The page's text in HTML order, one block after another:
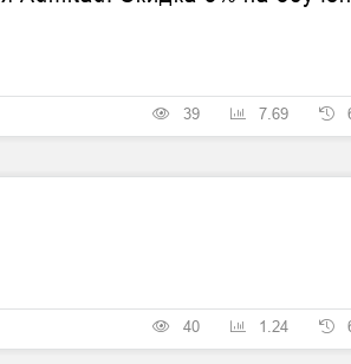
39 7.69
40 1.24